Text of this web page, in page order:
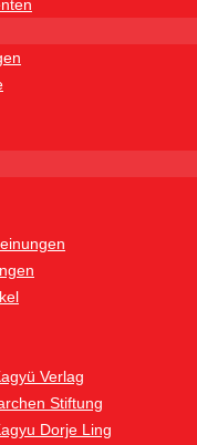
Verlag
Stiftung
Dorje Ling